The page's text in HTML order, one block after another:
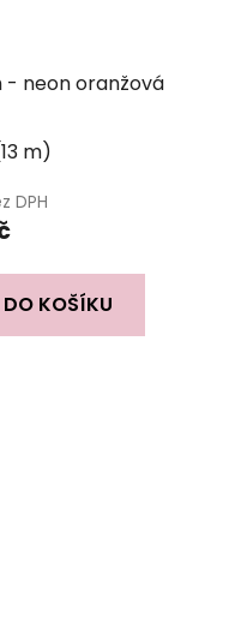
- neon oranžová
m)
DPH
DO KOŠÍKU